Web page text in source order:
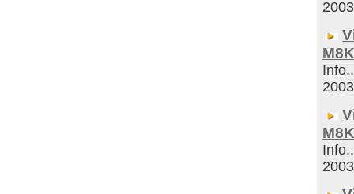
2003
2003
2003